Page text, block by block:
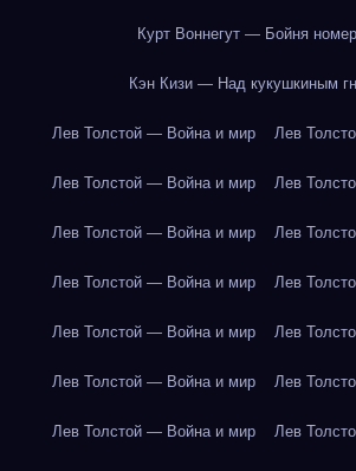
Курт Воннегут — Бойня
Кэн Кизи — Над кукушкиным
Лев Толстой — Война и мир Лев
Лев Толстой — Война и мир Лев
Лев Толстой — Война и мир Лев
Лев Толстой — Война и мир Лев
Лев Толстой — Война и мир Лев
Лев Толстой — Война и мир Лев
Лев Толстой — Война и мир Лев